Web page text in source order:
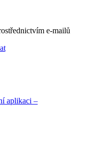
e-mailů
aplikaci –